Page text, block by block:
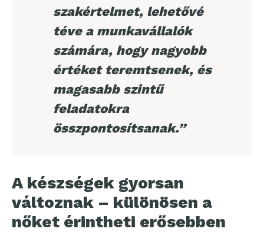
szakértelmet, lehetővé
téve a munkavállalók
számára, hogy nagyobb
értéket teremtsenek, és
magasabb szintű
feladatokra
összpontosítsanak.”
A készségek gyorsan
változnak – különösen a
nőket érintheti erősebben